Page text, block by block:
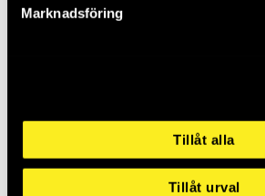
Marknadsföring
Tillåt alla
Tillåt urval
HÅLSÅG HOLE
DOZER 43MM